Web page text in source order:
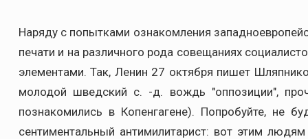
Наряду с попытками ознакомления
печати и на различного рода совещаниях
элементами. Так, Ленин 27 октября пишет
молодой шведский с. -д. вождь "оппозиции",
познакомились в Копенгагене). Попробуйте, не
сентиментальный антимилитарист: вот этим